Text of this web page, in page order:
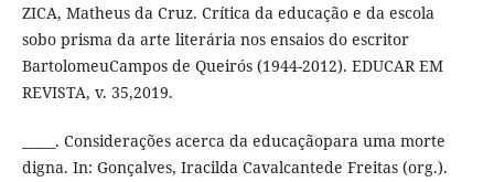
ZICA, Matheus da Cruz. Crítica da educação e da escola
sobo prisma da arte literária nos ensaios do escritor
BartolomeuCampos de Queirós (1944-2012). EDUCAR EM
REVISTA, v. 35,2019.
_____. Considerações acerca da educaçãopara uma morte
digna. In: Gonçalves, Iracilda Cavalcantede Freitas (org.).